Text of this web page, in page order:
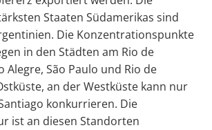
Staaten Südamerikas sind
Die Konzentrationspunkte
in den Städten am Rio de
Alegre, São Paulo und Rio de
an der Westküste kann nur
konkurrieren. Die
ist an diesen Standorten